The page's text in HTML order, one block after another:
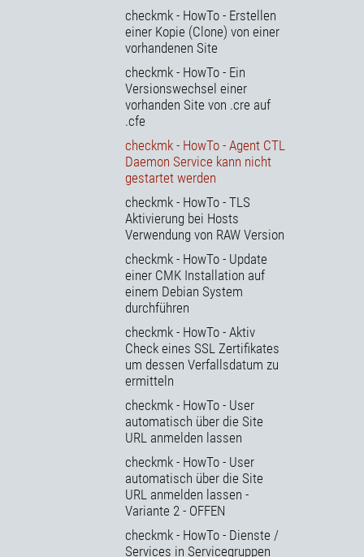
checkmk - HowTo - Erstellen
einer Kopie (Clone) von einer
vorhandenen Site
checkmk - HowTo - Ein
Versionswechsel einer
vorhanden Site von .cre auf
.cfe
checkmk - HowTo - Agent CTL
Daemon Service kann nicht
gestartet werden
checkmk - HowTo - TLS
Aktivierung bei Hosts
Verwendung von RAW Version
checkmk - HowTo - Update
einer CMK Installation auf
einem Debian System
durchführen
checkmk - HowTo - Aktiv
Check eines SSL Zertifikates
um dessen Verfallsdatum zu
ermitteln
checkmk - HowTo - User
automatisch über die Site
URL anmelden lassen
checkmk - HowTo - User
automatisch über die Site
URL anmelden lassen -
Variante 2 - OFFEN
checkmk - HowTo - Dienste /
Services in Servicegruppen